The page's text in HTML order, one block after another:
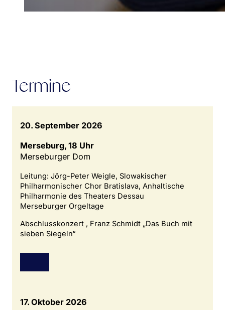
Termine
20. September 2026
Merseburg, 18 Uhr
Merseburger Dom
Leitung: Jörg-Peter Weigle, Slowakischer
Philharmonischer Chor Bratislava, Anhaltische
Philharmonie des Theaters Dessau
Merseburger Orgeltage
Abschlusskonzert , Franz Schmidt „Das Buch mit
sieben Siegeln“
17. Oktober 2026